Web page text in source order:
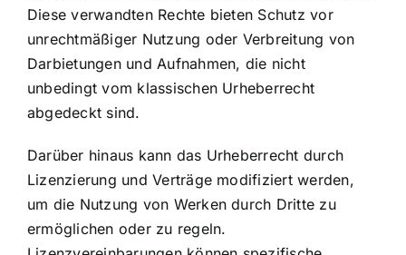
Diese verwandten Rechte bieten Schutz vor
unrechtmäßiger Nutzung oder Verbreitung von
Darbietungen und Aufnahmen, die nicht
unbedingt vom klassischen Urheberrecht
abgedeckt sind.
Darüber hinaus kann das Urheberrecht durch
Lizenzierung und Verträge modifiziert werden,
um die Nutzung von Werken durch Dritte zu
ermöglichen oder zu regeln.